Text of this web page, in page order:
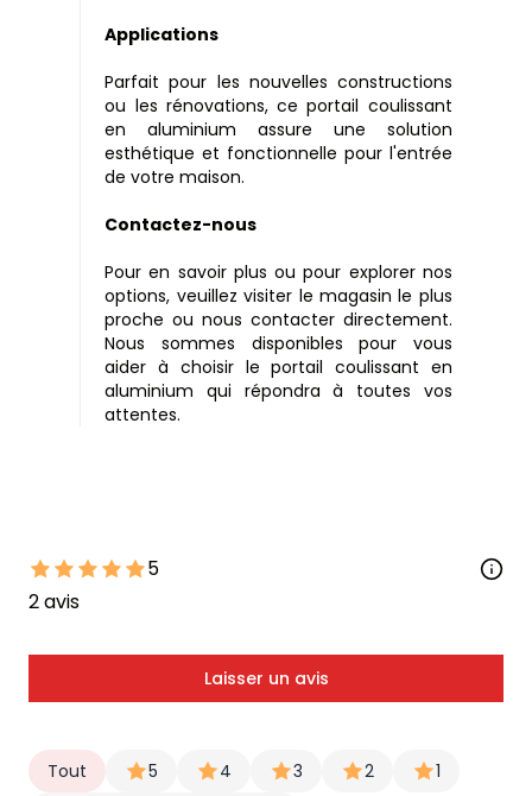
Applications
Parfait pour les nouvelles constructions
ou les rénovations, ce portail coulissant
en aluminium assure une solution
esthétique et fonctionnelle pour l'entrée
de votre maison.
Contactez-nous
Pour en savoir plus ou pour explorer nos
options, veuillez visiter le magasin le plus
proche ou nous contacter directement.
Nous sommes disponibles pour vous
aider à choisir le portail coulissant en
aluminium qui répondra à toutes vos
attentes.
Tout 5 4 3 2
1
5
2avis
Laisser un avis